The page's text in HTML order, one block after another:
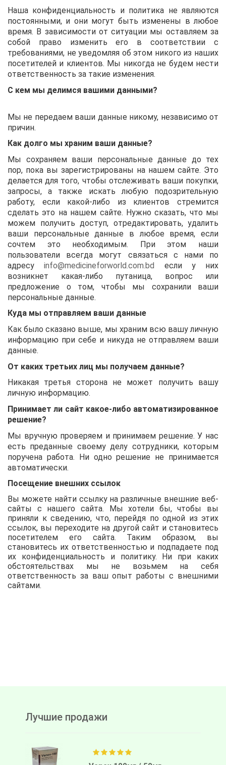
Наша конфиденциальность и политика не являются
постоянными, и они могут быть изменены в любое
время. В зависимости от ситуации мы оставляем за
собой право изменить его в соответствии с
требованиями, не уведомляя об этом никого из наших
посетителей и клиентов. Мы никогда не будем нести
ответственность за такие изменения.
С кем мы делимся вашими данными?
Мы не передаем ваши данные никому, независимо от
причин.
Как долго мы храним ваши данные?
Мы сохраняем ваши персональные данные до тех
пор, пока вы зарегистрированы на нашем сайте. Это
делается для того, чтобы отслеживать ваши покупки,
запросы, а также искать любую подозрительную
работу, если какой-либо из клиентов стремится
сделать это на нашем сайте. Нужно сказать, что мы
можем получить доступ, отредактировать, удалить
ваши персональные данные в любое время, если
сочтем это необходимым. При этом наши
пользователи всегда могут связаться с нами по
адресуinfo@medicineforworld.com.bd если у них
возникнет какая-либо путаница, вопрос или
предложение о том, чтобы мы сохранили ваши
персональные данные.
Куда мы отправляем ваши данные
Как было сказано выше, мы храним всю вашу личную
информацию при себе и никуда не отправляем ваши
данные.
От каких третьих лиц мы получаем данные?
Никакая третья сторона не может получить вашу
личную информацию.
Принимает ли сайт какое-либо автоматизированное
решение?
Мы вручную проверяем и принимаем решение. У нас
есть преданные своему делу сотрудники, которым
поручена работа. Ни одно решение не принимается
автоматически.
Посещение внешних ссылок
Вы можете найти ссылку на различные внешние веб-
сайты с нашего сайта. Мы хотели бы, чтобы вы
приняли к сведению, что, перейдя по одной из этих
ссылок, вы переходите на другой сайт и становитесь
посетителем его сайта. Таким образом, вы
становитесь их ответственностью и подпадаете под
их конфиденциальность и политику. Ни при каких
обстоятельствах мы не возьмем на себя
ответственность за ваш опыт работы с внешними
сайтами.
Лучшие продажи